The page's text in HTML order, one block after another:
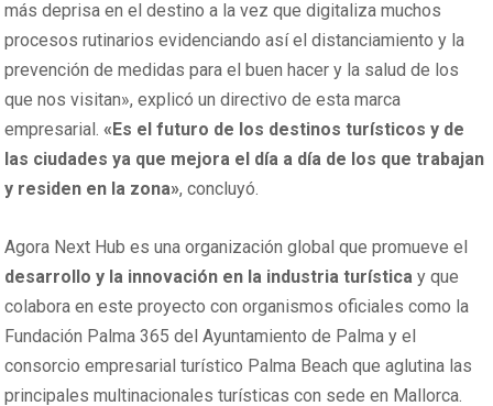
más deprisa en el destino a la vez que digitaliza muchos
procesos rutinarios evidenciando así el distanciamiento y la
prevención de medidas para el buen hacer y la salud de los
que nos visitan», explicó un directivo de esta marca
empresarial.«Es el futuro de los destinos turísticos y de
las ciudades ya que mejora el día a día de los que trabajan
y residen en la zona», concluyó.
Agora Next Hub es una organización global que promueve el
desarrollo y la innovación en la industria turística y que
colabora en este proyecto con organismos oficiales como la
Fundación Palma 365 del Ayuntamiento de Palma y el
consorcio empresarial turístico Palma Beach que aglutina las
principales multinacionales turísticas con sede en Mallorca.